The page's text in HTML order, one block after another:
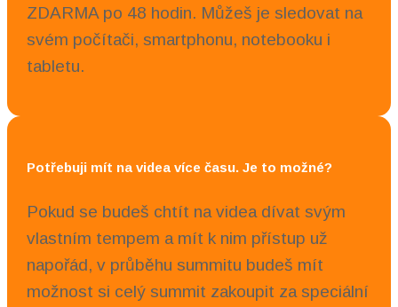
ZDARMA po 48 hodin. Můžeš je sledovat na
svém počítači, smartphonu, notebooku i
tabletu.
Potřebuji mít na videa více času. Je to možné?
Pokud se budeš chtít na videa dívat svým
vlastním tempem a mít k nim přístup už
napořád, v průběhu summitu budeš mít
možnost si celý summit zakoupit za speciální